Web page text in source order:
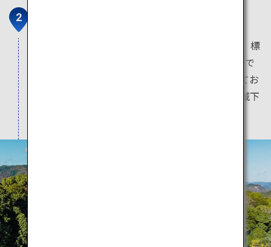
錦帯橋から山側を見上げると目に入る岩国城は、標
高200mに位置する山城で、ロープウエーで往復で
きます。天守閣内には武具や甲冑などを展示してお
り、展望台からは眼下に広がる錦帯橋や岩国の城下